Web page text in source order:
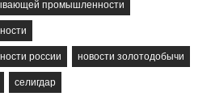
промышленности
россии новости золотодобычи
селигдар